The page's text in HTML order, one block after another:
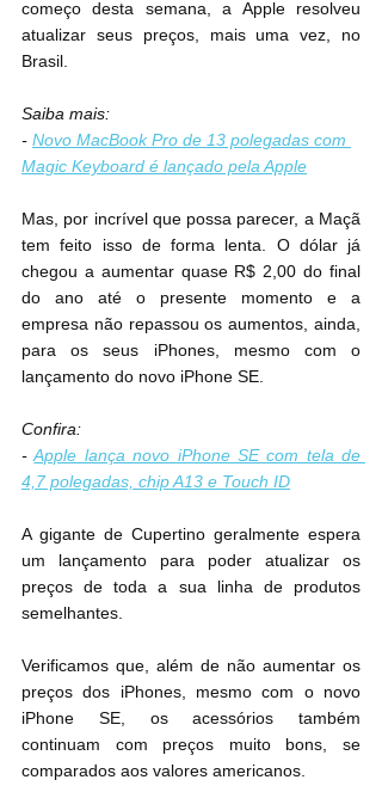
começo desta semana, a Apple resolveu
atualizar seus preços, mais uma vez, no
Brasil.
Saiba mais:
- Novo MacBook Pro de 13 polegadas com
Magic Keyboard é lançado pela Apple
Mas, por incrível que possa parecer, a Maçã
tem feito isso de forma lenta. O dólar já
chegou a aumentar quase R$ 2,00 do final
do ano até o presente momento e a
empresa não repassou os aumentos, ainda,
para os seus iPhones, mesmo com o
lançamento do novo iPhone SE.
Confira:
- Apple lança novo iPhone SE com tela de
4,7 polegadas, chip A13 e Touch ID
A gigante de Cupertino geralmente espera
um lançamento para poder atualizar os
preços de toda a sua linha de produtos
semelhantes.
Verificamos que, além de não aumentar os
preços dos iPhones, mesmo com o novo
iPhone SE, os acessórios também
continuam com preços muito bons, se
comparados aos valores americanos.